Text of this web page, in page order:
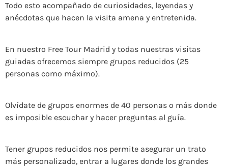
Todo esto acompañado de curiosidades, leyendas y
anécdotas que hacen la visita amena y entretenida.
En nuestro Free Tour Madrid y todas nuestras visitas
guiadas ofrecemos siempre grupos reducidos (25
personas como máximo).
Olvídate de grupos enormes de 40 personas o más donde
es imposible escuchar y hacer preguntas al guía.
Tener grupos reducidos nos permite asegurar un trato
más personalizado, entrar a lugares donde los grandes